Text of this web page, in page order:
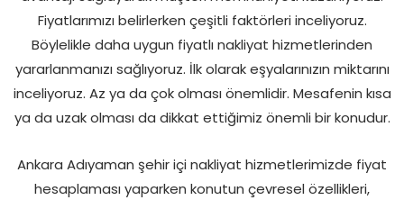
Fiyatlarımızı belirlerken çeşitli faktörleri inceliyoruz.
Böylelikle daha uygun fiyatlı nakliyat hizmetlerinden
yararlanmanızı sağlıyoruz. İlk olarak eşyalarınızın miktarını
inceliyoruz. Az ya da çok olması önemlidir. Mesafenin kısa
ya da uzak olması da dikkat ettiğimiz önemli bir konudur.
Ankara Adıyaman şehir içi nakliyat hizmetlerimizde fiyat
hesaplaması yaparken konutun çevresel özellikleri,